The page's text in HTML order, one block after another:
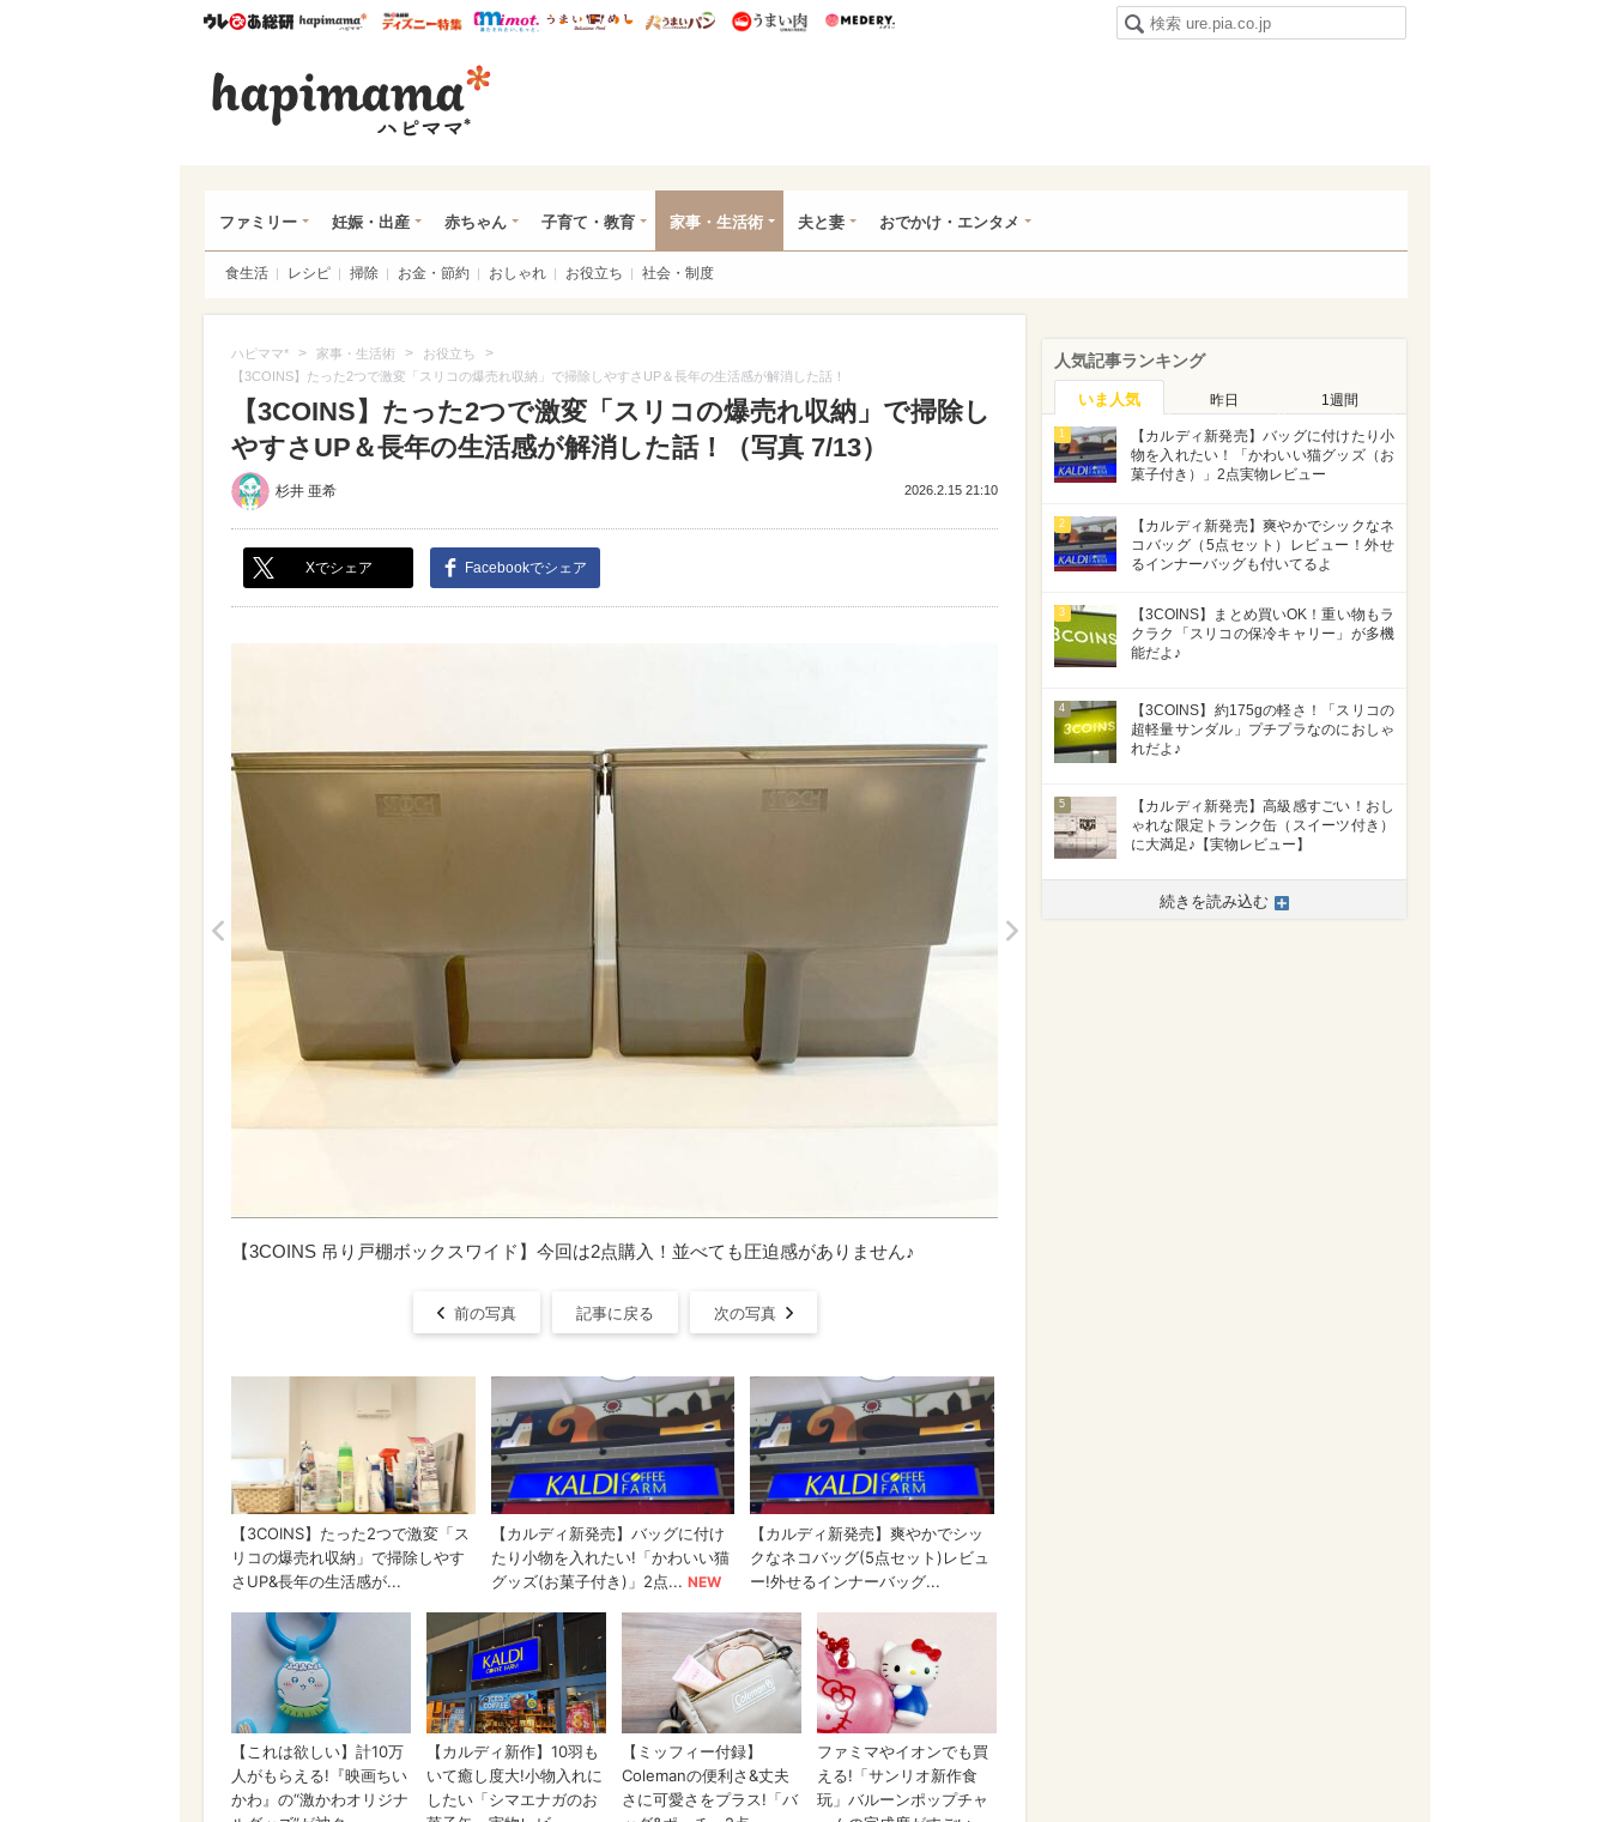
ウレぴあ総研ハピママ* ウレぴあ総研 ディズニー特集
mimot. うまいめし うまいパン うまい肉
ファミリー 妊娠・出産 赤ちゃん 子育て・教育 家事・生活術 夫と妻 おでかけ・エンタメ
食生活 レシピ 掃除 お金・節約 おしゃれ お役立ち 社会・制度
ハピママ* > 家事・生活術 > お役立ち >
【3COINS】たった2つで激変「スリコの爆売れ収納」で掃除しやすさUP＆長年の生活感が解消した話！
【3COINS】たった2つで激変「スリコの爆売れ収納」で掃除し
やすさUP＆長年の生活感が解消した話！（写真 7/13）
杉井 亜希 2026.2.15 21:10
Xでシェア Facebookでシェア
【3COINS 吊り戸棚ボックスワイド】今回は2点購入！並べても圧迫感がありません♪
前の写真 記事に戻る 次の写真
人気記事ランキング
いま人気 昨日 1週間
1
【カルディ新発売】バッグに付けたり小
物を入れたい！「かわいい猫グッズ（お
菓子付き）」2点実物レビュー
2
【カルディ新発売】爽やかでシックなネ
コバッグ（5点セット）レビュー！外せ
るインナーバッグも付いてるよ
3
【3COINS】まとめ買いOK！重い物もラ
クラク「スリコの保冷キャリー」が多機
能だよ♪
4
【3COINS】約175gの軽さ！「スリコの
超軽量サンダル」プチプラなのにおしゃ
れだよ♪
5
【カルディ新発売】高級感すごい！おし
ゃれな限定トランク缶（スイーツ付き）
に大満足♪【実物レビュー】
続きを読み込む